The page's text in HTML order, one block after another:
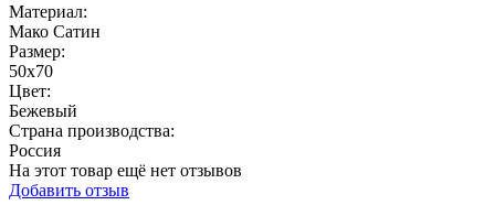
Материал:
Мако Сатин
Размер:
50x70
Цвет:
Бежевый
Страна производства:
Россия
На этот товар ещё нет отзывов
Добавить отзыв